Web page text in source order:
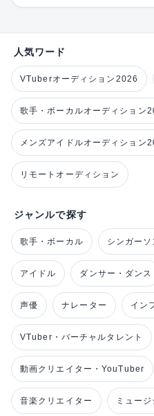
人気ワード
VTuberオーディション2026
歌手・ボーカルオーディション
メンズアイドルオーディション
リモートオーディション
ジャンルで探す
歌手・ボーカル シンガー
アイドル ダンサー・ダンス
声優 ナレーター イン
VTuber・バーチャルタレント
動画クリエイター・YouTuber
音楽クリエイター ミュー